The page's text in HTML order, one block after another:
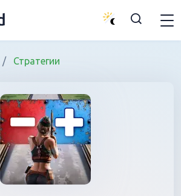
/ Стратегии